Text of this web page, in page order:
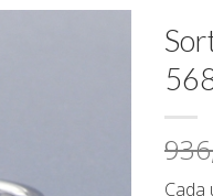
Cada